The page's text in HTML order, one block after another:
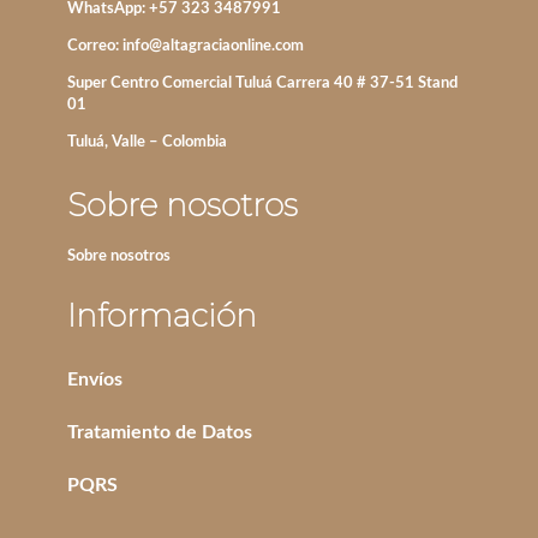
WhatsApp: +57 323 3487991
Correo: info@altagraciaonline.com
Super Centro Comercial Tuluá Carrera 40 # 37-51 Stand
01
Tuluá, Valle – Colombia
Sobre nosotros
Sobre nosotros
Información
Envíos
Tratamiento de Datos
PQRS